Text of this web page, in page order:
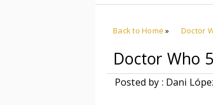
Back to Home » Doctor
Doctor Who
Posted by : Dani